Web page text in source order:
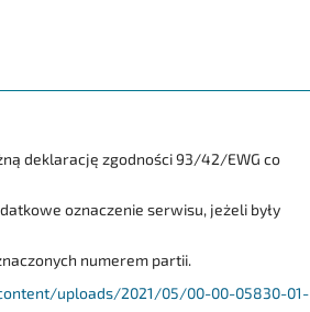
deklarację zgodności 93/42/EWG co
oznaczenie serwisu, jeżeli były
numerem partii.
uploads/2021/05/00-00-05830-01-